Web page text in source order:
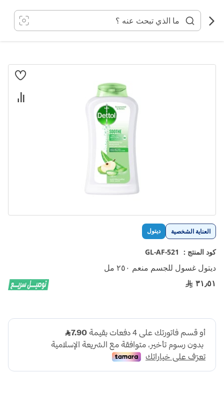
المحتوى
العناية الشخصية ديتول
كود المنتج : GL-AF-521
ديتول غسول للجسم منعم ٢٥٠ مل
٣١٫٥١
انتقل
تخطي
إلى
بداية
معرض
الصور